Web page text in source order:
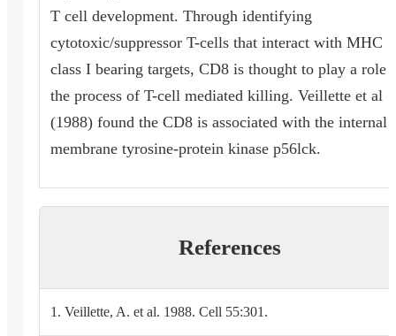
T cell development. Through identifying
cytotoxic/suppressor T-cells that interact with MHC
class I bearing targets, CD8 is thought to play a role
the process of T-cell mediated killing. Veillette et al
(1988) found the CD8 is associated with the internal
membrane tyrosine-protein kinase p56lck.
References
1. Veillette, A. et al. 1988. Cell 55:301.